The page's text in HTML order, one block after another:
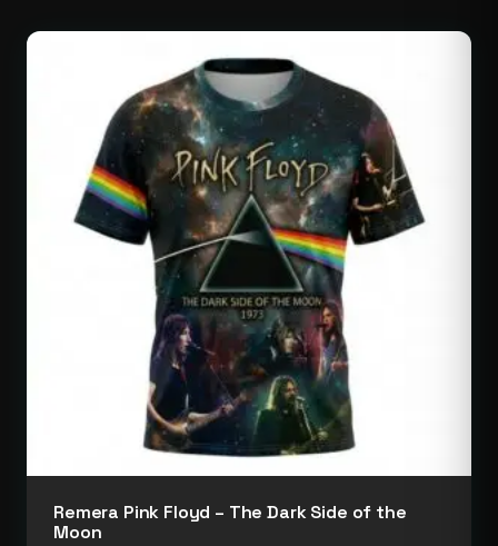
Remera Pink Floyd – The Dark Side of the
Moon